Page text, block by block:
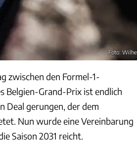
Foto:
zwischen den Formel-1-
Belgien-Grand-Prix ist endlich
Deal gerungen, der dem
Nun wurde eine Vereinbarung
Saison 2031 reicht.